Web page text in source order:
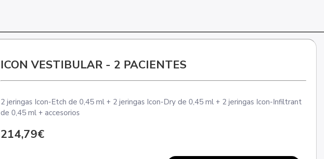
ICON VESTIBULAR - 2 PACIENTES
2 jeringas Icon-Etch de 0,45 ml + 2 jeringas Icon-Dry de 0,45 ml + 2 jeringas Icon-Infiltrant
de 0,45 ml + accesorios
214,79€